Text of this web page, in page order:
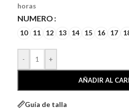
horas
NUMERO
10 11 12 13 14 15 16 17
- +
AÑADIR AL
Guía de talla